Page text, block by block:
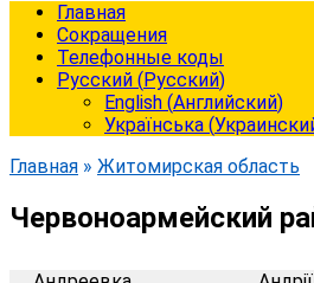
Главная
Сокращения
Телефонные коды
Русский (Русский)
English (Английский)
Українська (
Главная » Житомирская область
Червоноармейский